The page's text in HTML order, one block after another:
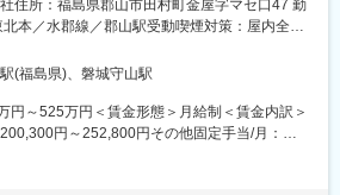
から立ち上げたい方
事業づくりに活かしたい方
ことが好きな方
当します。お客様から預かった精密部品を材
適な方法で洗浄し、品質を維持したまま短納
強みとしています。
浄工程の入口として治具・部品を正確に受け
守る重要な役割を担います。
住所：福島県郡山市田村町金屋字マセ口47 勤
本／水郡線／郡山駅受動喫煙対策：屋内全面
社の定める事業所
(福島県)、磐城守山駅
円～525万円＜賃金形態＞月給制＜賃金内訳＞
円～252,800円その他固定手当/月：